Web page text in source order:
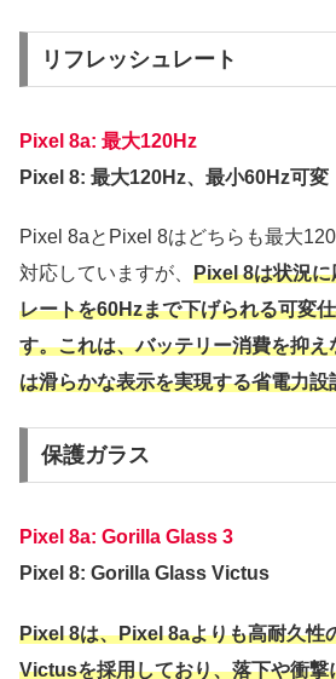
リフレッシュレート
Pixel 8a: 最大120Hz
Pixel 8: 最大120Hz、最小60Hz可変
Pixel 8aとPixel 8はどちらも最大
対応していますが、 Pixel 8は状況
レートを60Hzまで下げられる可変
す。これは、バッテリー消費を抑
は滑らかな表示を実現する省電力設
保護ガラス
Pixel 8a: Gorilla Glass 3
Pixel 8: Gorilla Glass Victus
Pixel 8は、Pixel 8aよりも高耐久性
Victusを採用しており、落下や衝撃